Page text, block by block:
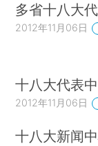
多省十八大
2012年11月06日
十八大代表
2012年11月06日
十八大新闻